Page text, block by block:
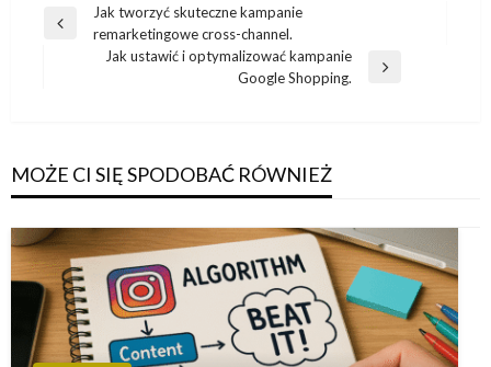
Nawigacja
wpisu
Poprzedni
Jak tworzyć skuteczne kampanie
remarketingowe cross-channel.
Jak ustawić i optymalizować kampanie
Google Shopping.
MOŻE CI SIĘ SPODOBAĆ RÓWNIEŻ